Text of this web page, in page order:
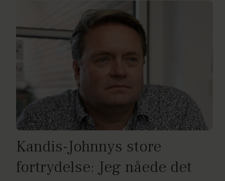
Kandis-Johnnys store
fortrydelse: Jeg nåede det